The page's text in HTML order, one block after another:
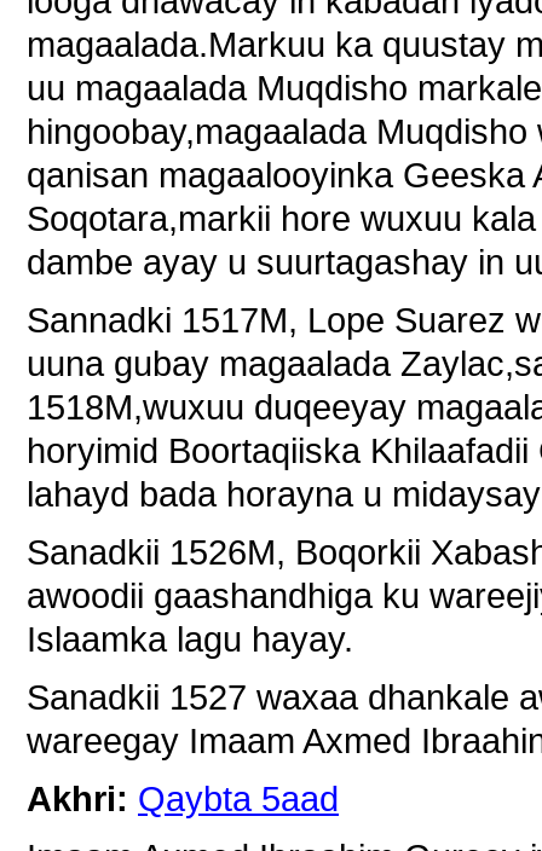
magaalada.Markuu ka quustay
uu magaalada Muqdisho
hingoobay,magaalada
qanisan magaalooyinka
Soqotara,markii hore wuxuu
dambe ayay u suurtagashay in
Sannadki 1517M, Lope Suarez
uuna gubay magaalada
1518M,wuxuu duqeeyay
horyimid Boortaqiiska
lahayd bada horayna u
Sanadkii 1526M, Boqorkii
awoodii gaashandhiga ku
Islaamka lagu hayay.
Sanadkii 1527 waxaa dhankale
wareegay Imaam Axmed
Akhri: Qaybta 5aad